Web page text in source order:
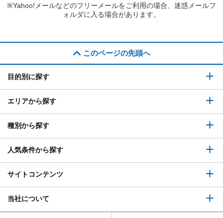
※Yahoo!メールなどのフリーメールをご利用の場合、迷惑メールフ
ォルダに入る場合があります。
このページの先頭へ
目的別に探す
エリアから探す
種別から探す
人気条件から探す
サイトコンテンツ
当社について